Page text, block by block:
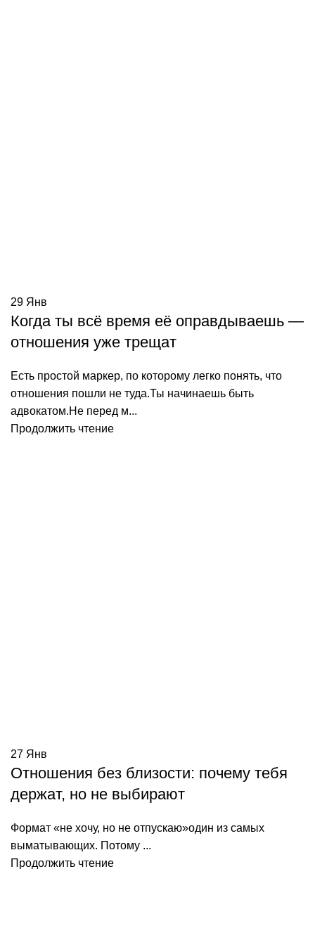
29 Янв
Когда ты всё время её оправдываешь —
отношения уже трещат
Есть простой маркер, по которому легко понять, что
отношения пошли не туда.Ты начинаешь быть
адвокатом.Не перед м...
Продолжить чтение
27 Янв
Отношения без близости: почему тебя
держат, но не выбирают
Формат «не хочу, но не отпускаю»один из самых
выматывающих. Потому ...
Продолжить чтение